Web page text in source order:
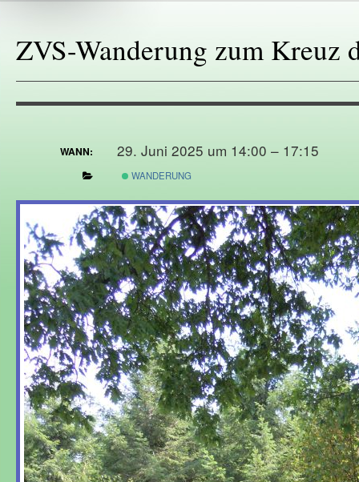
ZVS-Wanderung zum Kreuz
WANN: 29. Juni 2025 um 14:00 – 17:15
WANDERUNG